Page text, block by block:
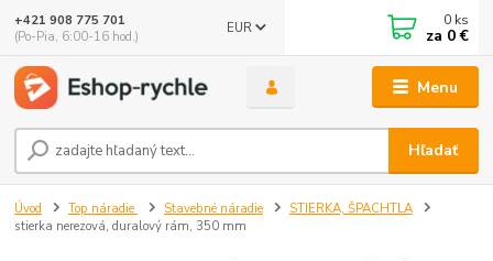
Menu
EUR
Hľadať
+421 908 775 701
(Po-Pia, 6:00-16 hod.)
0 ks
za 0 €
Úvod Top náradie Stavebné náradie
STIERKA, ŠPACHTLA
stierka nerezová, duralový rám, 350 mm